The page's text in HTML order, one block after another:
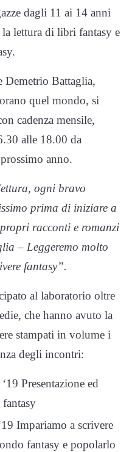
dagli 11 ai 14 anni
lettura di libri fantasy e
Demetrio Battaglia,
quel mondo, si
cadenza mensile,
alle 18.00 da
anno.
ogni bravo
prima di iniziare a
racconti e romanzi
– Leggeremo molto
fantasy”.
al laboratorio oltre
che hanno avuto la
stampati in volume i
degli incontri:
Presentazione ed
Impariamo a scrivere
fantasy e popolarlo